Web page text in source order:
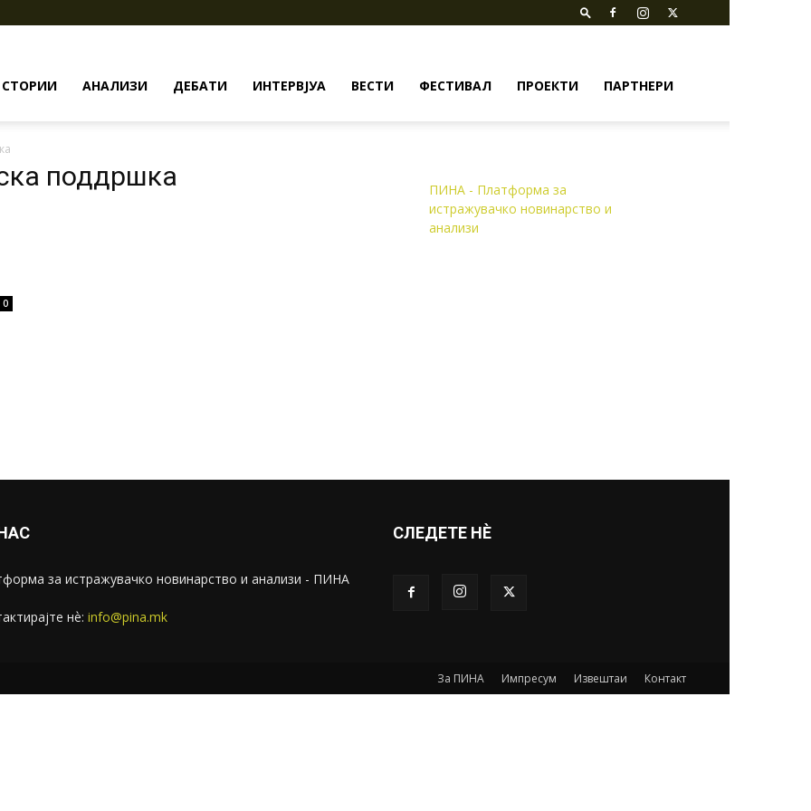
СТОРИИ АНАЛИЗИ ДЕБАТИ ИНТЕРВЈУА ВЕСТИ ФЕСТИВАЛ ПРОЕКТИ ПАРТНЕРИ
поддршка
0
ПИНА - Платформа за
истражувачко новинарство и
анализи
за истражувачко новинарство и анализи - ПИНА
нѐ: info@pina.mk
СЛЕДЕТЕ НЀ
За ПИНА Импресум Извештаи Контакт